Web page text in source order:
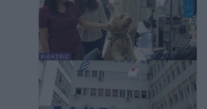
ΕΙΔΉΣΕΙΣ